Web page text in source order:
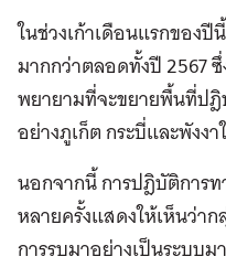
ในช่วงเก้าเดือนแรกของปี
มากกว่าตลอดทั้งปี 2567
พยายามที่จะขยายพื้นที่ปฎิ
อย่างภูเก็ต กระบี่และพังง
นอกจากนี้ การปฎิบัติการ
หลายครั้งแสดงให้เห็นว่า
การรบมาอย่างเป็นระบบม